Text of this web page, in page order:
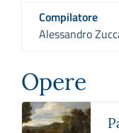
Compilatore
Alessandro
Opere